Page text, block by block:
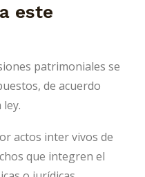
este
patrimoniales se
de acuerdo
actos inter vivos de
que integren el